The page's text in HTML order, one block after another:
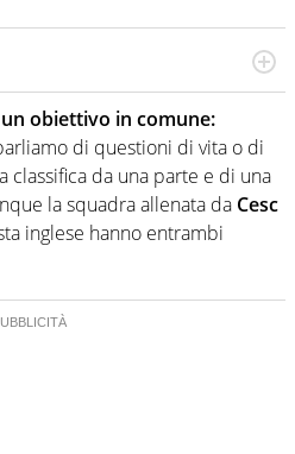
più in generale, appassionato
anche senza il Motor. Dà il
strada fa largo alle due o alle
obiettivo in comune:
di questioni di vita o di
classifica da una parte e di una
la squadra allenata da Cesc
inglese hanno entrambi